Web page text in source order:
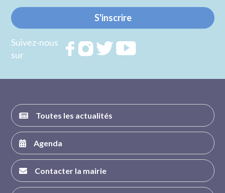
S'inscrire
Suivez-nous
sur
RejoignezRejoignezRejoignez
Toutes les actualités
Agenda
Contacter la mairie